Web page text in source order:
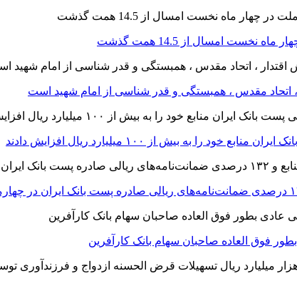
نخست امسال از 14.5 همت گذشت
، اتحاد مقدس ، همبستگی و قدر شناسی از امام شهید است
فوق العاده صاحبان سهام بانک کارآفرین